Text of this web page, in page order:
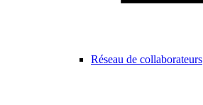
Réseau de collaborateurs